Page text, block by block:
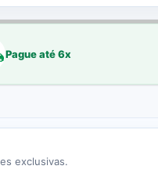
Pague até 6x
exclusivas.